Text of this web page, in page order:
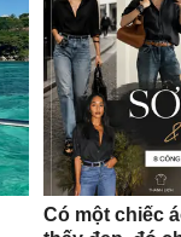
Có một chiếc